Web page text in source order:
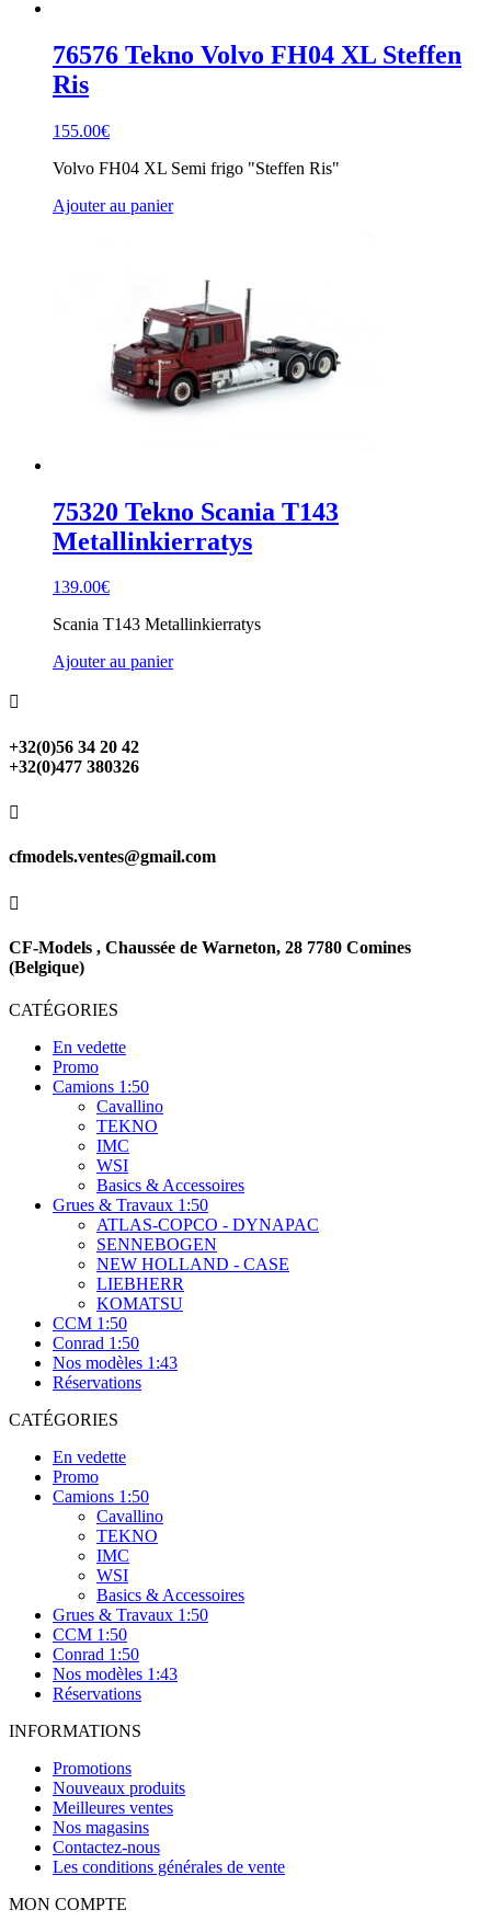
76576 Tekno Volvo FH04 XL Steffen
Ris
155.00€
Volvo FH04 XL Semi frigo "Steffen Ris"
Ajouter au panier
75320 Tekno Scania T143
Metallinkierratys
139.00€
Scania T143 Metallinkierratys
Ajouter au panier

+32(0)56 34 20 42
+32(0)477 380326

cfmodels.ventes@gmail.com

CF-Models , Chaussée de Warneton, 28 7780 Comines
(Belgique)
CATÉGORIES
En vedette
Promo
Camions 1:50
Cavallino
TEKNO
IMC
WSI
Basics & Accessoires
Grues & Travaux 1:50
ATLAS-COPCO - DYNAPAC
SENNEBOGEN
NEW HOLLAND - CASE
LIEBHERR
KOMATSU
CCM 1:50
Conrad 1:50
Nos modèles 1:43
Réservations
CATÉGORIES
En vedette
Promo
Camions 1:50
Cavallino
TEKNO
IMC
WSI
Basics & Accessoires
Grues & Travaux 1:50
CCM 1:50
Conrad 1:50
Nos modèles 1:43
Réservations
INFORMATIONS
Promotions
Nouveaux produits
Meilleures ventes
Nos magasins
Contactez-nous
Les conditions générales de vente
MON COMPTE